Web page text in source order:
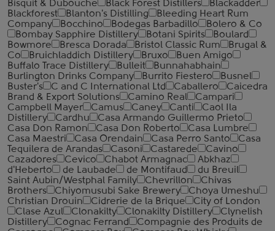
Bisquit & Dubouche
Black Forest Distillers
Blackadder
Blackforest
Blanton's Distilling
Bleeding Heart Rum
Company
Bocchino Bodegas Barbadillo
Bolero & Co
Bombay Sapphire Distillery
Botani Spirits
Boulard
Bowmore
Bresca Dorada Bristol Classic Rum
Brugal &
Co
Bruichladdich Distillery Bruxo
Buen Amigo
Buffalo Trace Distillery
Bulleit
Bunnahabhain
Burlington Drinks Company
Burrito Fiestero
Busnel
Buster's
C and C International Ltd Caballero
Caicedra
Brand & Export Solutions
Camino Real
Campari
Campbell Mayer
Camus Caney Canti
Caol Ila
Distillery
Cardhu
Casa Armando Guillermo Prieto
Casa Don Ramon
Casa Don Roberto
Casa Lumbre
Casa Maestri
Casa Orendain Casa Perro Santo
Casa
Tequilera de Arandas
Casoni Castarede
Cavino
Cazadores
Cevico Chabot Armagnac
Abkhaz
d'Heberto
de Laubade de Montifaud
du Breuil
Saint Aubin/Westphal Family
Chevrillon
Chivas
Brothers
Chiyomusubi Sake Brewery
Choya Umeshu
Christian Drouin
Cidrerie de la Brique
City of London
Clase Azul
Clonakilty Clonakilty Distillery
Clynelish
Distillery
Cognac Ferrand
Compagnie des Produits de